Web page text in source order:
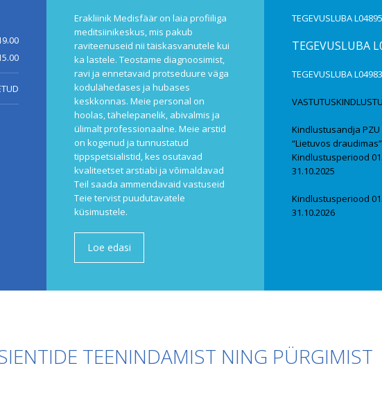
Erakliinik Medisfäär on laia profiiliga
meditsiinikeskus, mis pakub
raviteenuseid nii täiskasvanutele kui
ka lastele. Teostame diagnoosimist,
ravi ja ennetavaid protseduure väga
kodulähedases ja hubases
keskkonnas. Meie personal on
hoolas, tähelepanelik, abivalmis ja
ülimalt professionaalne. Meie arstid
on kogenud ja tunnustatud
tippspetsialistid, kes osutavad
kvaliteetset arstiabi ja võimaldavad
Teil saada ammendavaid vastuseid
Teie tervist puudutavatele
küsimustele.
Loe edasi
TEGEVUSLUBA L04895
TEGEVUSLUBA
TEGEVUSLUBAL04983
Kindlustusandja PZU
“Lietuvos
Kindlustusperiood
31.10.2025
Kindlustusperiood
31.10.2026
TEENINDAMIST NING PÜRGIMIST